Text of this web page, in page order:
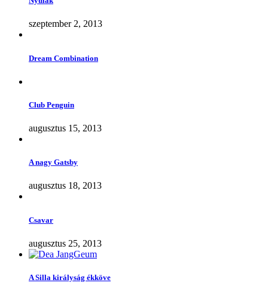
szeptember 2, 2013
Dream Combination
Club Penguin
augusztus 15, 2013
A nagy Gatsby
augusztus 18, 2013
Csavar
augusztus 25, 2013
A Silla királyság ékköve